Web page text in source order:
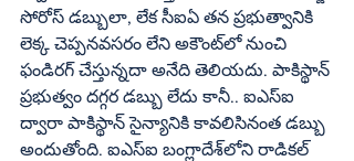
సోరోస్‌ డబ్బులా, లేక సీఐఏ తన ప్రభుత్వానికి
లెక్క చెప్పనవసరం లేని అకౌంట్‌లో నుంచి
ఫండిరగ్‌ చేస్తున్నదా అనేది తెలియదు. పాకిస్థాన్‌
ప్రభుత్వం దగ్గర డబ్బు లేదు కానీ.. ఐఎస్‌ఐ
ద్వారా పాకిస్థాన్‌ సైన్యానికి కావలిసినంత డబ్బు
అందుతోంది. ఐఎస్‌ఐ బంగ్లాదేశ్‌లోని రాడికల్‌